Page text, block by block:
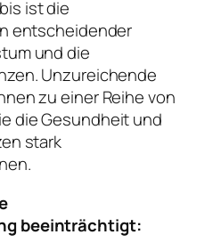
ist die
entscheidender
und die
Unzureichende
zu einer Reihe von
die Gesundheit und
stark
beeinträchtigt: